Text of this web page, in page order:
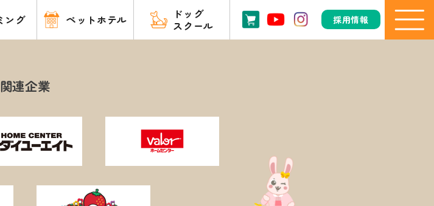
ング ペットホテル
ドッグ
スクール
採用情報
関連企業